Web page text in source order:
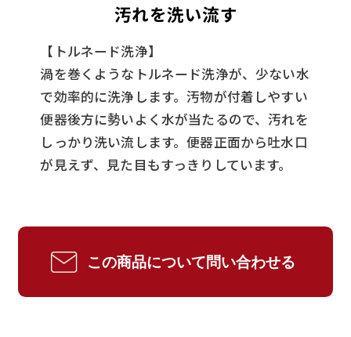
汚れを洗い流す
【トルネード洗浄】
渦を巻くようなトルネード洗浄が、少ない水
で効率的に洗浄します。汚物が付着しやすい
便器後方に勢いよく水が当たるので、汚れを
しっかり洗い流します。便器正面から吐水口
が見えず、見た目もすっきりしています。
この商品について問い合わせる